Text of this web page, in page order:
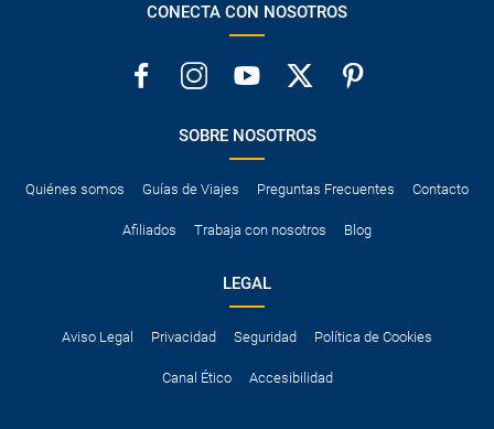
CONECTA CON NOSOTROS
SOBRE NOSOTROS
Quiénes somos Guías de Viajes Preguntas Frecuentes Contacto
Afiliados Trabaja con nosotros Blog
LEGAL
Aviso Legal Privacidad Seguridad Política de Cookies
Canal Ético Accesibilidad